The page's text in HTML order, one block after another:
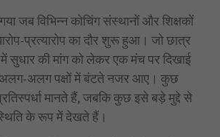
जब विभिन्न कोचिंग संस्थानों और शिक्षकों
प्रत्यारोप का दौर शुरू हुआ। जो छात्र
में सुधार की मांग को लेकर एक मंच पर दिखाई
अलग-अलग पक्षों में बंटते नजर आए। कुछ
मानते हैं, जबकि कुछ इसे बड़े मुद्दे से
के रूप में देखते हैं।